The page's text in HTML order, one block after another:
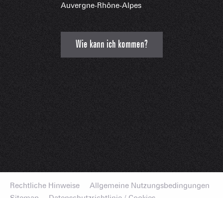
Auvergne-Rhône-Alpes
Wie kann ich kommen?
Rechtliche Hinweise
Allgemeine Nutzungsbedingungen